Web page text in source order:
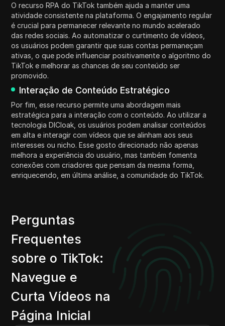
O recurso RPA do TikTok também ajuda a manter uma
atividade consistente na plataforma. O engajamento regular
é crucial para permanecer relevante no mundo acelerado
das redes sociais. Ao automatizar o curtimento de vídeos,
os usuários podem garantir que suas contas permaneçam
ativas, o que pode influenciar positivamente o algoritmo do
TikTok e melhorar as chances de seu conteúdo ser
promovido.
Interação de Conteúdo Estratégico
Por fim, esse recurso permite uma abordagem mais
estratégica para a interação com o conteúdo. Ao utilizar a
tecnologia DICloak, os usuários podem analisar conteúdos
em alta e interagir com vídeos que se alinham aos seus
interesses ou nicho. Esse gosto direcionado não apenas
melhora a experiência do usuário, mas também fomenta
conexões com criadores que pensam da mesma forma,
enriquecendo, em última análise, a comunidade do TikTok.
Perguntas
Frequentes
sobre o TikTok:
Navegue e
Curta Vídeos na
Página Inicial